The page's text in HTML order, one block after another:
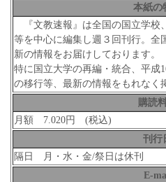
本紙の
『文教速報』は全国の国立学校
等を中心に編集し週３回刊行。全
新の情報をお届けしております。
特に国立大学の再編・統合、平成
の移行等、最新の情報をもれなく
購読
月額 7.020円 (税込)
刊行
隔日 月・水・金/祭日は休刊
E-